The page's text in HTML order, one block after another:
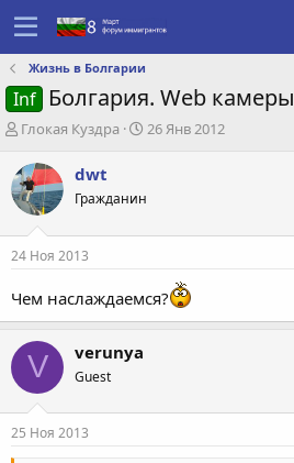
Жизнь в Болгарии
Inf Болгария. Web камеры
А
т
о
р
е
м
Глокая Куздра
Д
н
и
26 Янв 2012
dwt
Гражданин
24 Ноя 2013
Чем наслаждаемся?
V verunya
Guest
25 Ноя 2013